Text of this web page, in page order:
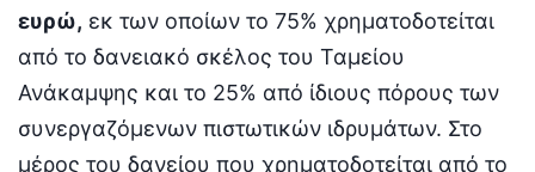
ευρώ, εκ των οποίων το 75% χρηματοδοτείται
από το δανειακό σκέλος του Ταμείου
Ανάκαμψης και το 25% από ίδιους πόρους των
συνεργαζόμενων πιστωτικών ιδρυμάτων. Στο
μέρος του δανείου που χρηματοδοτείται από το